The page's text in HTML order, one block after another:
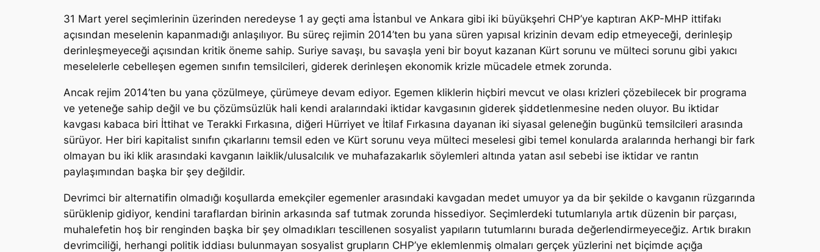
31 Mart yerel seçimlerinin üzerinden neredeyse 1 ay geçti ama İstanbul ve Ankara gibi iki büyükşehri CHP’ye kaptıran AKP-MHP ittifakı
açısından meselenin kapanmadığı anlaşılıyor. Bu süreç rejimin 2014’ten bu yana süren yapısal krizinin devam edip etmeyeceği, derinleşip
derinleşmeyeceği açısından kritik öneme sahip. Suriye savaşı, bu savaşla yeni bir boyut kazanan Kürt sorunu ve mülteci sorunu gibi yakıcı
meselelerle cebelleşen egemen sınıfın temsilcileri, giderek derinleşen ekonomik krizle mücadele etmek zorunda.
Ancak rejim 2014’ten bu yana çözülmeye, çürümeye devam ediyor. Egemen kliklerin hiçbiri mevcut ve olası krizleri çözebilecek bir programa
ve yeteneğe sahip değil ve bu çözümsüzlük hali kendi aralarındaki iktidar kavgasının giderek şiddetlenmesine neden oluyor. Bu iktidar
kavgası kabaca biri İttihat ve Terakki Fırkasına, diğeri Hürriyet ve İtilaf Fırkasına dayanan iki siyasal geleneğin bugünkü temsilcileri arasında
sürüyor. Her biri kapitalist sınıfın çıkarlarını temsil eden ve Kürt sorunu veya mülteci meselesi gibi temel konularda aralarında herhangi bir fark
olmayan bu iki klik arasındaki kavganın laiklik/ulusalcılık ve muhafazakarlık söylemleri altında yatan asıl sebebi ise iktidar ve rantın
paylaşımından başka bir şey değildir.
Devrimci bir alternatifin olmadığı koşullarda emekçiler egemenler arasındaki kavgadan medet umuyor ya da bir şekilde o kavganın rüzgarında
sürüklenip gidiyor, kendini taraflardan birinin arkasında saf tutmak zorunda hissediyor. Seçimlerdeki tutumlarıyla artık düzenin bir parçası,
muhalefetin hoş bir renginden başka bir şey olmadıkları tescillenen sosyalist yapıların tutumlarını burada değerlendirmeyeceğiz. Artık bırakın
devrimciliği, herhangi politik iddiası bulunmayan sosyalist grupların CHP’ye eklemlenmiş olmaları gerçek yüzlerini net biçimde açığa